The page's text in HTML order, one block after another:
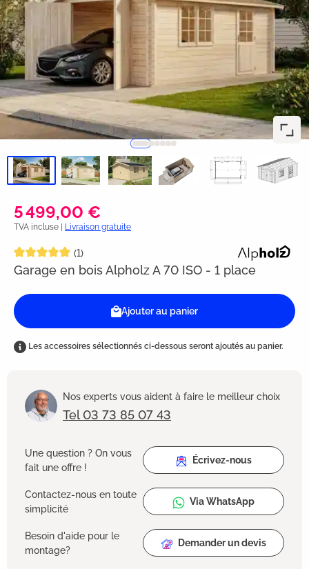
5 499,00 €
TVA incluse | Livraison gratuite
Note moyenne de 5 sur 5 étoiles
(1)
Garage en bois Alpholz A 70 ISO - 1 place
Ajouter au panier
Les accessoires sélectionnés ci-dessous seront ajoutés au panier.
Nos experts vous aident à faire le meilleur choix
Tel 03 73 85 07 43
Une question ? On vous
fait une offre !
Écrivez-nous
Contactez-nous en toute
simplicité
Via WhatsApp
Besoin d'aide pour le
montage?
Demander un devis